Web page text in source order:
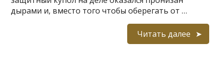
дырами и, вместо того чтобы оберегать от …
Читать далее